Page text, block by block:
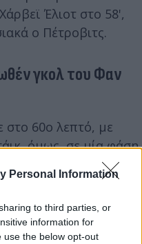
Personal Information
to third parties, or
information for
use the below opt-out
Έλιοτ στο 58',
ο Πέτροβιτς.
γκολ του Φαν
στο 60ο λεπτό, με
όμως, σε μία φάση
το τέρμα
Έντο ήταν οφσάιντ
κρίθηκε από τον
Κόλγουιλ.